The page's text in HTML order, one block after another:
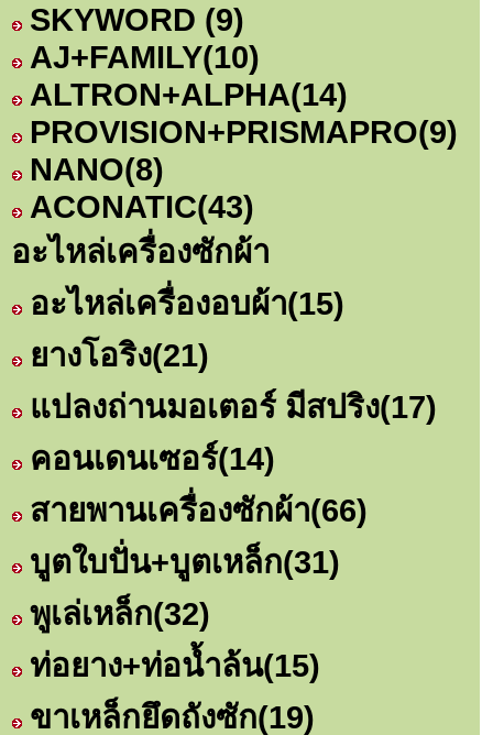
SKYWORD (9)
AJ+FAMILY(10)
ALTRON+ALPHA(14)
PROVISION+PRISMAPRO(9)
NANO(8)
ACONATIC(43)
อะไหล่เครื่องซักผ้า
อะไหล่เครื่องอบผ้า(15)
ยางโอริง(21)
แปลงถ่านมอเตอร์ มีสปริง(17)
คอนเดนเซอร์(14)
สายพานเครื่องซักผ้า(66)
บูตใบปั่น+บูตเหล็ก(31)
พูเล่เหล็ก(32)
ท่อยาง+ท่อน้ำล้น(15)
ขาเหล็กยึดถังซัก(19)